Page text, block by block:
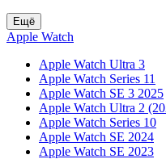
Ещё
Apple Watch
Apple Watch Ultra 3
Apple Watch Series 11
Apple Watch SE 3 2025
Apple Watch Ultra 2
Apple Watch Series 10
Apple Watch SE 2024
Apple Watch SE 2023